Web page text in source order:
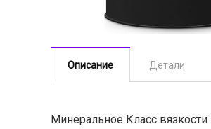
Описание Детали
Минеральное Класс